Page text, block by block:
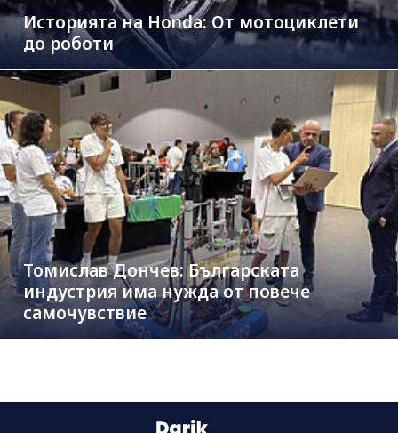
Историята на Honda: От мотоциклети
до роботи
Томислав Дончев: Българската
индустрия има нужда от повече
самочувствие